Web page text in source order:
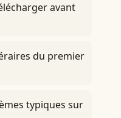
avant
du premier
typiques sur